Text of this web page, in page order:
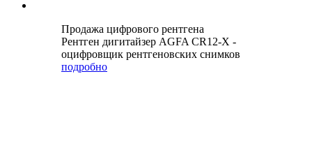
Продажа цифрового рентгена
Рентген дигитайзер AGFA CR12-X -
оцифровщик рентгеновских снимков
подробно